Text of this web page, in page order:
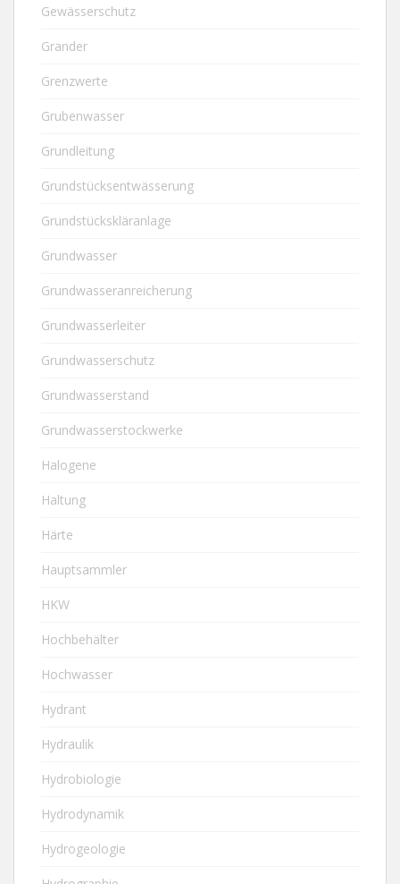
Gewässerschutz
Grander
Grenzwerte
Grubenwasser
Grundleitung
Grundstücksentwässerung
Grundstückskläranlage
Grundwasser
Grundwasseranreicherung
Grundwasserleiter
Grundwasserschutz
Grundwasserstand
Grundwasserstockwerke
Halogene
Haltung
Härte
Hauptsammler
HKW
Hochbehälter
Hochwasser
Hydrant
Hydraulik
Hydrobiologie
Hydrodynamik
Hydrogeologie